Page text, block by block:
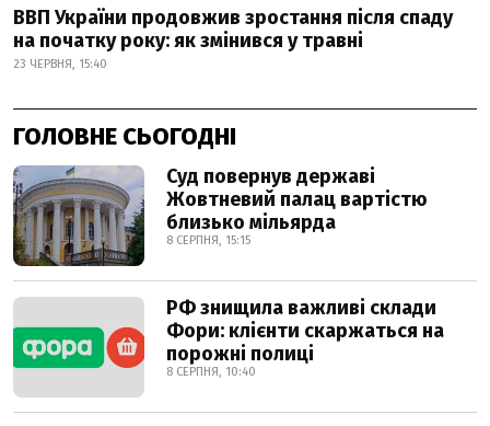
ВВП України продовжив зростання після спаду
на початку року: як змінився у травні
23 ЧЕРВНЯ, 15:40
ГОЛОВНЕ СЬОГОДНІ
Суд повернув державі
Жовтневий палац вартістю
близько мільярда
8 СЕРПНЯ, 15:15
РФ знищила важливі склади
Фори: клієнти скаржаться на
порожні полиці
8 СЕРПНЯ, 10:40